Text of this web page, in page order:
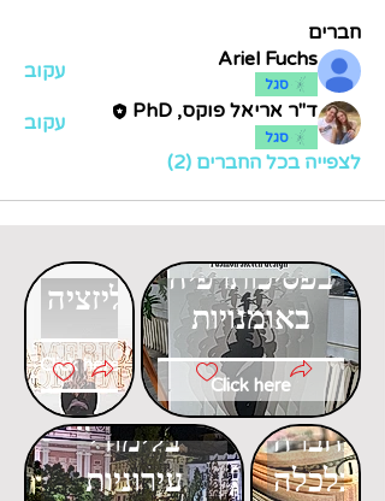
חברים
Ariel Fuchs
סגל
עקוב
ד"ר אריאל פוקס, PhD
סגל
עקוב
לצפייה בכל החברים (2)
דוקטורט
בגלובליזציה
Click here
בפסיכותרפיה
באומנויות
Click here
דוקטורט
בלימודי
עירוניות
דוקטורט
בחברה
וכלכלה